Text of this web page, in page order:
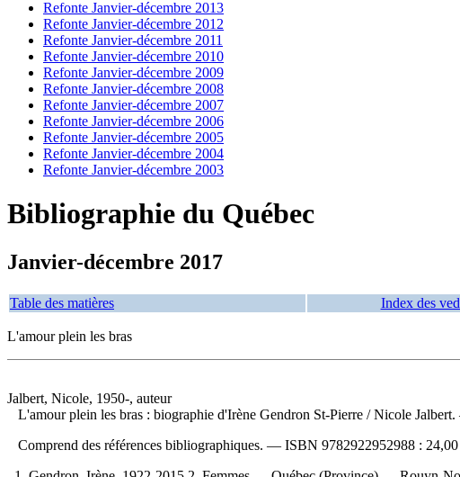
Refonte Janvier-décembre 2013
Refonte Janvier-décembre 2012
Refonte Janvier-décembre 2011
Refonte Janvier-décembre 2010
Refonte Janvier-décembre 2009
Refonte Janvier-décembre 2008
Refonte Janvier-décembre 2007
Refonte Janvier-décembre 2006
Refonte Janvier-décembre 2005
Refonte Janvier-décembre 2004
Refonte Janvier-décembre 2003
Bibliographie du Québec
Janvier-décembre 2017
Table des matières Index des
L'amour plein les bras
Jalbert, Nicole, 1950-, auteur
L'amour plein les bras : biographie d'Irène Gendron St-Pierre / Nicole
Comprend des références bibliographiques. — ISBN 9782922952988 :